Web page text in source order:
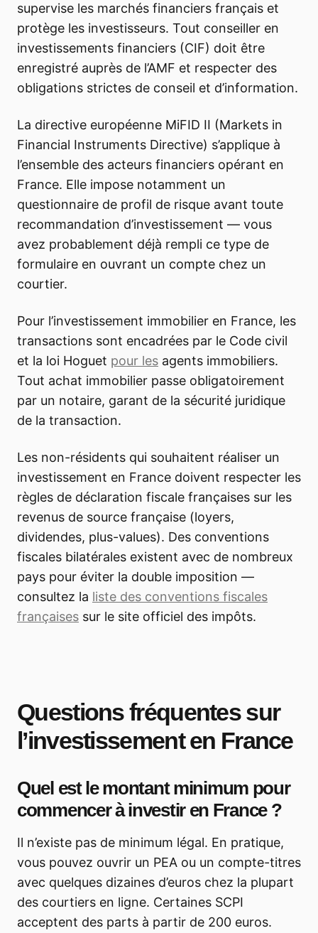
supervise les marchés financiers français et
protège les investisseurs. Tout conseiller en
investissements financiers (CIF) doit être
enregistré auprès de l’AMF et respecter des
obligations strictes de conseil et d’information.
La directive européenne MiFID II (Markets in
Financial Instruments Directive) s’applique à
l’ensemble des acteurs financiers opérant en
France. Elle impose notamment un
questionnaire de profil de risque avant toute
recommandation d’investissement — vous
avez probablement déjà rempli ce type de
formulaire en ouvrant un compte chez un
courtier.
Pour l’investissement immobilier en France, les
transactions sont encadrées par le Code civil
et la loi Hoguet pour les agents immobiliers.
Tout achat immobilier passe obligatoirement
par un notaire, garant de la sécurité juridique
de la transaction.
Les non-résidents qui souhaitent réaliser un
investissement en France doivent respecter les
règles de déclaration fiscale françaises sur les
revenus de source française (loyers,
dividendes, plus-values). Des conventions
fiscales bilatérales existent avec de nombreux
pays pour éviter la double imposition —
consultez la liste des conventions fiscales
françaises sur le site officiel des impôts.
Questions fréquentes sur
l’investissement en France
Quel est le montant minimum pour
commencer à investir en France ?
Il n’existe pas de minimum légal. En pratique,
vous pouvez ouvrir un PEA ou un compte-titres
avec quelques dizaines d’euros chez la plupart
des courtiers en ligne. Certaines SCPI
acceptent des parts à partir de 200 euros.